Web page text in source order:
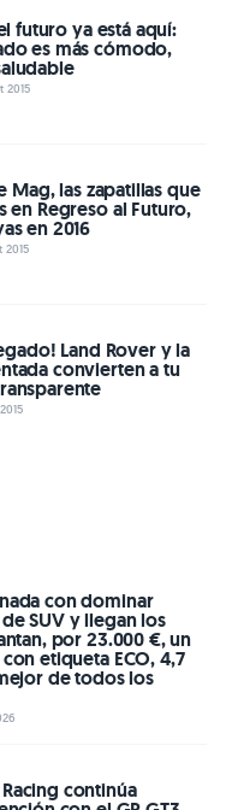
futuro ya está aquí:
es más cómodo,
2015
Mag, las zapatillas que
en Regreso al Futuro,
en 2016
2015
Land Rover y la
convierten a tu
con dominar
de SUV y llegan los
por 23.000 €, un
etiqueta ECO, 4,7
de todos los
continúa